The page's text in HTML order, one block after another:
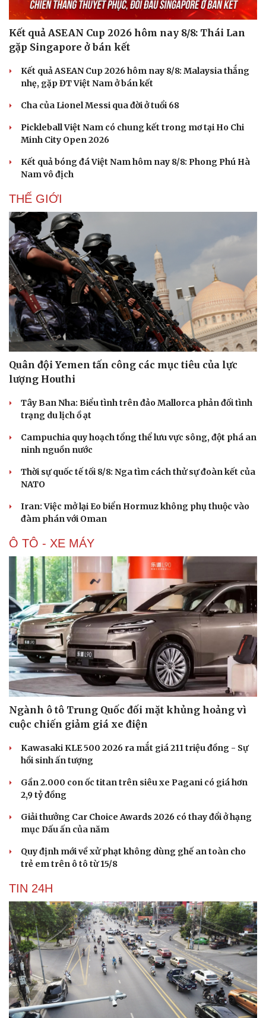
Du lịch
Săn Tour
check-in
Podcast
Đọc truyện đêm khuya
Kết quả ASEAN Cup 2026 hôm nay 8/8: Thái Lan
gặp Singapore ở bán kết
Kết quả ASEAN Cup 2026 hôm nay 8/8: Malaysia thắng
nhẹ, gặp ĐT Việt Nam ở bán kết
Cha của Lionel Messi qua đời ở tuổi 68
Pickleball Việt Nam có chung kết trong mơ tại Ho Chi
Minh City Open 2026
Kết quả bóng đá Việt Nam hôm nay 8/8: Phong Phú Hà
Nam vô địch
THẾ GIỚI
Quân đội Yemen tấn công các mục tiêu của lực
lượng Houthi
Tây Ban Nha: Biểu tình trên đảo Mallorca phản đối tình
trạng du lịch ồ ạt
Campuchia quy hoạch tổng thể lưu vực sông, đột phá an
ninh nguồn nước
Thời sự quốc tế tối 8/8: Nga tìm cách thử sự đoàn kết của
NATO
Iran: Việc mở lại Eo biển Hormuz không phụ thuộc vào
đàm phán với Oman
Ô TÔ - XE MÁY
Ngành ô tô Trung Quốc đối mặt khủng hoảng vì
cuộc chiến giảm giá xe điện
Kawasaki KLE 500 2026 ra mắt giá 211 triệu đồng - Sự
hồi sinh ấn tượng
Gần 2.000 con ốc titan trên siêu xe Pagani có giá hơn
2,9 tỷ đồng
Giải thưởng Car Choice Awards 2026 có thay đổi ở hạng
mục Dấu ấn của năm
Quy định mới về xử phạt không dùng ghế an toàn cho
trẻ em trên ô tô từ 15/8
TIN 24H